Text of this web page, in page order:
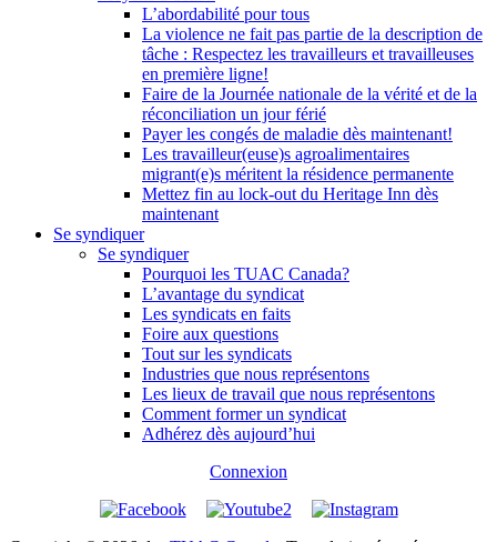
L’abordabilité pour tous
La violence ne fait pas partie de la description de
tâche : Respectez les travailleurs et travailleuses
en première ligne!
Faire de la Journée nationale de la vérité et de la
réconciliation un jour férié
Payer les congés de maladie dès maintenant!
Les travailleur(euse)s agroalimentaires
migrant(e)s méritent la résidence permanente
Mettez fin au lock-out du Heritage Inn dès
maintenant
Se syndiquer
Se syndiquer
Pourquoi les TUAC Canada?
L’avantage du syndicat
Les syndicats en faits
Foire aux questions
Tout sur les syndicats
Industries que nous représentons
Les lieux de travail que nous représentons
Comment former un syndicat
Adhérez dès aujourd’hui
Connexion